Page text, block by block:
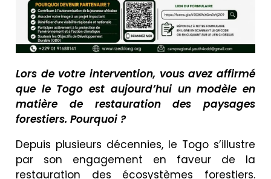
Lors de votre intervention, vous avez affirmé
que le Togo est aujourd’hui un modèle en
matière de restauration des paysages
forestiers. Pourquoi ?
Depuis plusieurs décennies, le Togo s’illustre
par son engagement en faveur de la
restauration des écosystèmes forestiers.